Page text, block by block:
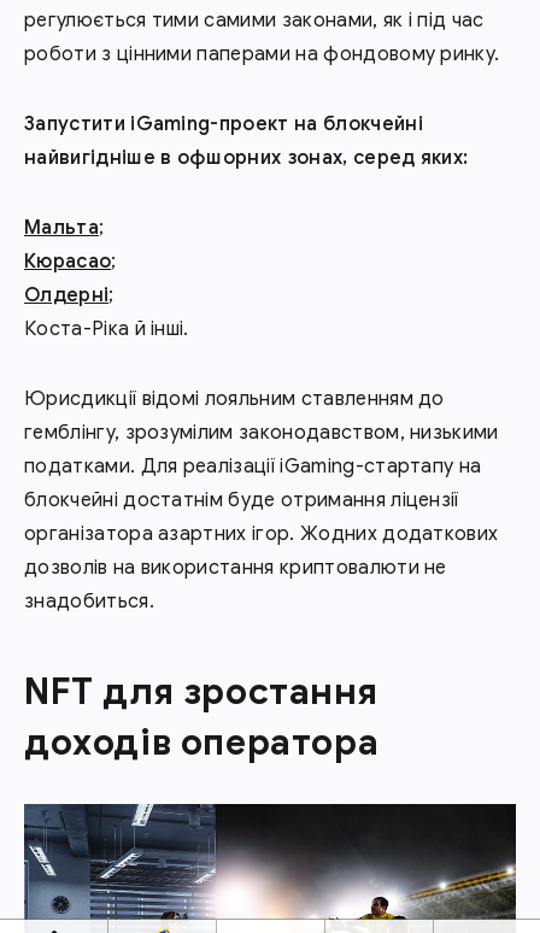
регулюється тими самими законами, як і під час
роботи з цінними паперами на фондовому ринку.
Запустити iGaming-проект на блокчейні
найвигідніше в офшорних зонах, серед яких:
Мальта;
Кюрасао;
Олдерні;
Коста-Ріка й інші.
Юрисдикції відомі лояльним ставленням до
гемблінгу, зрозумілим законодавством, низькими
податками. Для реалізації iGaming-стартапу на
блокчейні достатнім буде отримання ліцензії
організатора азартних ігор. Жодних додаткових
дозволів на використання криптовалюти не
знадобиться.
NFT для зростання
доходів оператора